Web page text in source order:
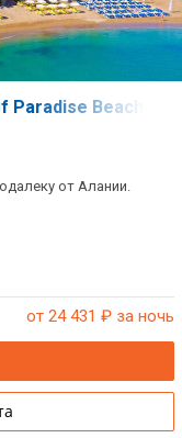
Paradise Beach
от Алании.
от 24 431 ₽ за ночь